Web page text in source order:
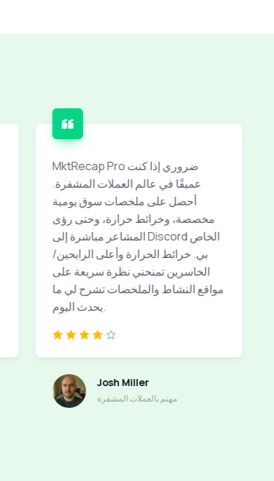
MktRecap Pro ضروري إذا كنت
عميقًا في عالم العملات المشفرة.
أحصل على ملخصات سوق يومية
مخصصة، وخرائط حرارة، وحتى رؤى
المشاعر مباشرة إلى Discord الخاص
بي. خرائط الحرارة وأعلى الرابحين/
الخاسرين تمنحني نظرة سريعة على
مواقع النشاط والملخصات تشرح لي ما
يحدث اليوم.
Josh Miller
مهتم بالعملات المشفرة